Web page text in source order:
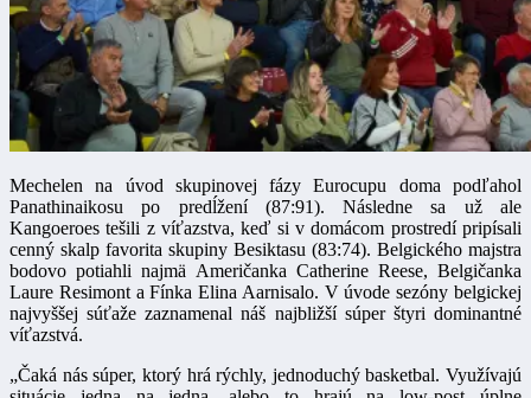
Mechelen na úvod skupinovej fázy Eurocupu doma podľahol
Panathinaikosu po predĺžení (87:91). Následne sa už ale
Kangoeroes tešili z víťazstva, keď si v domácom prostredí pripísali
cenný skalp favorita skupiny Besiktasu (83:74). Belgického majstra
bodovo potiahli najmä Američanka Catherine Reese, Belgičanka
Laure Resimont a Fínka Elina Aarnisalo. V úvode sezóny belgickej
najvyššej súťaže zaznamenal náš najbližší súper štyri dominantné
víťazstvá.
„Čaká nás súper, ktorý hrá rýchly, jednoduchý basketbal. Využívajú